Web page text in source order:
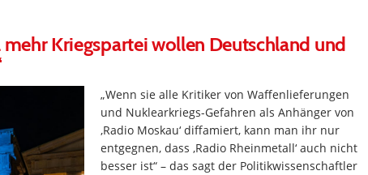
Kriegspartei wollen Deutschland und
„Wenn sie alle Kritiker von Waffenlieferungen
und Nuklearkriegs-Gefahren als Anhänger von
‚Radio Moskau‘ diffamiert, kann man ihr nur
entgegnen, dass ‚Radio Rheinmetall‘ auch nicht
besser ist“ – das sagt der Politikwissenschaftler